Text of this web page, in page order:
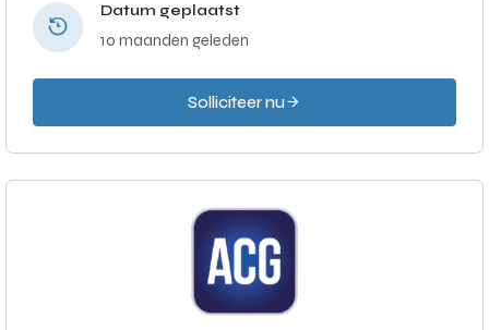
Datum geplaatst
10 maanden geleden
Solliciteer nu